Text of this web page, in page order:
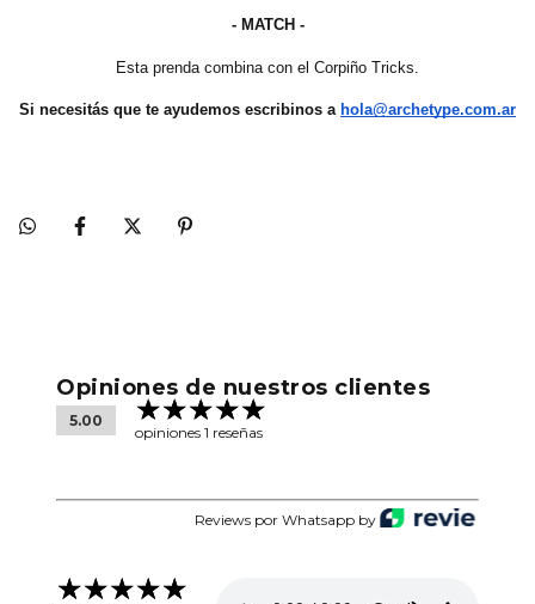
- MATCH -
Esta prenda combina con el Corpiño Tricks.
Si necesitás que te ayudemos escribinos a hola@archetype.com.ar
Opiniones de nuestros clientes
5.00
opiniones 1 reseñas
Reviews por Whatsapp by